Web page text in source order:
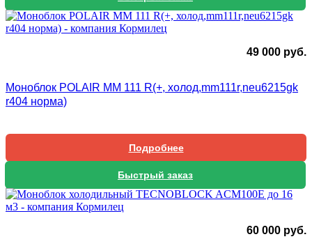
49 000 руб.
Моноблок POLAIR MM 111 R(+, холод,mm111r,neu6215gk
r404 норма)
Подробнее
Быстрый заказ
60 000 руб.